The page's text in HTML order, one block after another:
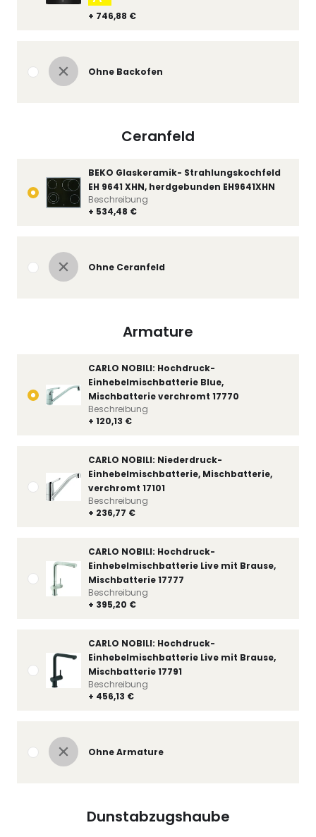
+ 746,88 €
Ohne Backofen
Ceranfeld
BEKO Glaskeramik- Strahlungskochfeld
EH 9641 XHN, herdgebunden EH9641XHN
+ 534,48 €
Beschreibung
Ohne Ceranfeld
Armature
CARLO NOBILI: Hochdruck-
Einhebelmischbatterie Blue,
Mischbatterie verchromt 17770
+ 120,13 €
Beschreibung
CARLO NOBILI: Niederdruck-
Einhebelmischbatterie, Mischbatterie,
verchromt 17101
+ 236,77 €
Beschreibung
CARLO NOBILI: Hochdruck-
Einhebelmischbatterie Live mit Brause,
Mischbatterie 17777
+ 395,20 €
Beschreibung
CARLO NOBILI: Hochdruck-
Einhebelmischbatterie Live mit Brause,
Mischbatterie 17791
+ 456,13 €
Beschreibung
Ohne Armature
Dunstabzugshaube